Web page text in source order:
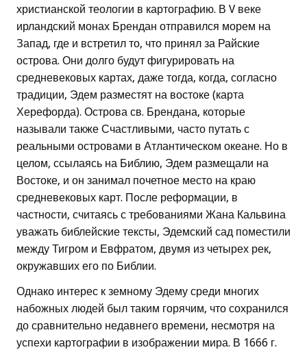
христианской теологии в картографию. В V веке
ирландский монах Брендан отправился морем на
Запад, где и встретил то, что принял за Райские
острова. Они долго будут фигурировать на
средневековых картах, даже тогда, когда, согласно
традиции, Эдем разместят на востоке (карта
Херефорда). Острова св. Брендана, которые
называли также Счастливыми, часто путать с
реальными островами в Атлантическом океане. Но в
целом, ссылаясь на Библию, Эдем размещали на
Востоке, и он занимал почетное место на краю
средневековых карт. После реформации, в
частности, считаясь с требованиями Жана Кальвина
уважать библейские тексты, Эдемский сад поместили
между Тигром и Евфратом, двумя из четырех рек,
окружавших его по Библии.
Однако интерес к земному Эдему среди многих
набожных людей был таким горячим, что сохранился
до сравнительно недавнего времени, несмотря на
успехи картографии в изображении мира. В 1666 г.